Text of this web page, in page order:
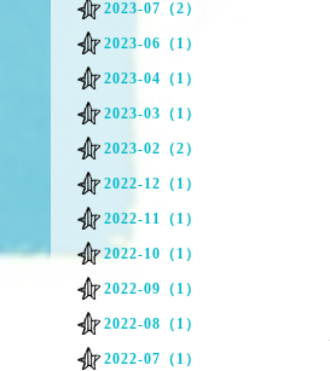
2023-07（2）
2023-06（1）
2023-04（1）
2023-03（1）
2023-02（2）
2022-12（1）
2022-11（1）
2022-10（1）
2022-09（1）
2022-08（1）
2022-07（1）